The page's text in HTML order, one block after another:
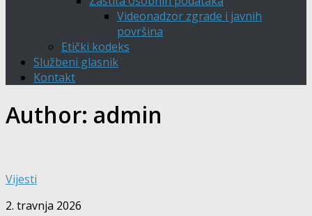
Videonadzor zgrade i javnih
površina
Etički kodeks
Službeni glasnik
Kontakt
Author: admin
Vijesti
2. travnja 2026